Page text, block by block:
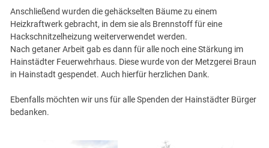
Anschließend wurden die gehäckselten Bäume zu einem
Heizkraftwerk gebracht, in dem sie als Brennstoff für eine
Hackschnitzelheizung weiterverwendet werden.
Nach getaner Arbeit gab es dann für alle noch eine Stärkung im
Hainstädter Feuerwehrhaus. Diese wurde von der Metzgerei Braun
in Hainstadt gespendet. Auch hierfür herzlichen Dank.
Ebenfalls möchten wir uns für alle Spenden der Hainstädter Bürger
bedanken.